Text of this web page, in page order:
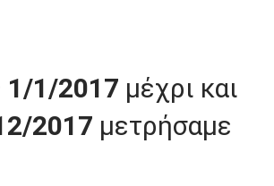
1/1/2017 μέχρι και
2017 μετρήσαμε